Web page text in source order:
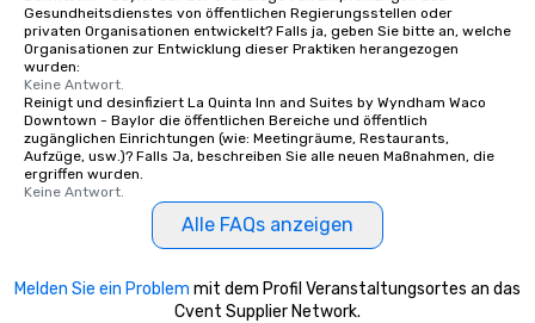
Gesundheitsdienstes von öffentlichen Regierungsstellen oder
privaten Organisationen entwickelt? Falls ja, geben Sie bitte an, welche
Organisationen zur Entwicklung dieser Praktiken herangezogen
wurden:
Keine Antwort.
Reinigt und desinfiziert La Quinta Inn and Suites by Wyndham Waco
Downtown - Baylor die öffentlichen Bereiche und öffentlich
zugänglichen Einrichtungen (wie: Meetingräume, Restaurants,
Aufzüge, usw.)? Falls Ja, beschreiben Sie alle neuen Maßnahmen, die
ergriffen wurden.
Keine Antwort.
Alle FAQs anzeigen
Melden Sie ein Problem mit dem Profil Veranstaltungsortes an das
Cvent Supplier Network.